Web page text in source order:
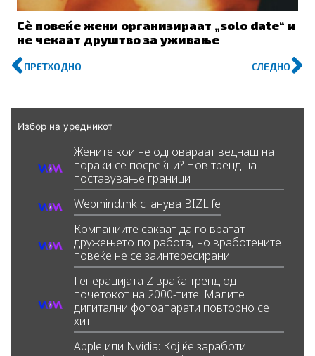
Сè повеќе жени организираат „solo date“ и
не чекаат друштво за уживање
Prev
ПРЕТХОДНО СЛЕДНО
Избор на уредникот
Жените кои не одговараат веднаш на
пораки се посреќни? Нов тренд на
поставување граници
Webmind.mk станува BIZLife
Компаниите сакаат да го вратат
дружењето по работа, но вработените
повеќе не се заинтересирани
Генерацијата Z враќа тренд од
почетокот на 2000-тите: Малите
дигитални фотоапарати повторно се
хит
Apple или Nvidia: Кој ќе заработи